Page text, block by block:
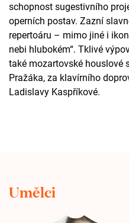
schopnost sugestivního
operních postav. Zazní
repertoáru – mimo jiné i
nebi hlubokém“. Tklivé
také mozartovské houslové
Pražáka, za klavírního
Ladislavy Kaspříkové.
Umělci